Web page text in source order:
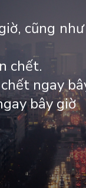
cũng
chết.
ngay
bây giờ